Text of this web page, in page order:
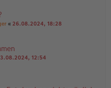
« 26.08.2024, 18:28
12:54